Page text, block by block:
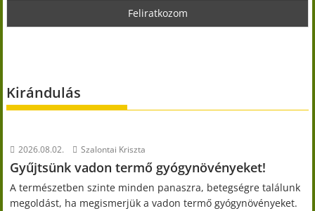
Kirándulás
2026.08.02. Szalontai Kriszta
Gyűjtsünk vadon termő gyógynövényeket!
A természetben szinte minden panaszra, betegségre találunk
megoldást, ha megismerjük a vadon termő gyógynövényeket.